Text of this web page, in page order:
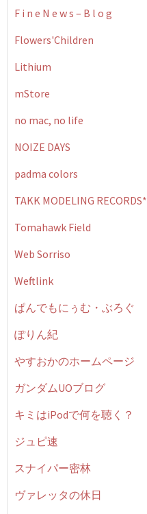
F i n e N e w s – B l o g
Flowers'Children
Lithium
mStore
no mac, no life
NOIZE DAYS
padma colors
TAKK MODELING RECORDS*
Tomahawk Field
Web Sorriso
Weftlink
ぱんでもにぅむ・ぶろぐ
ぽりん紀
やすおかのホームページ
ガンダムUOブログ
キミはiPodで何を聴く？
ジュピ速
スナイパー密林
ヴァレッタの休日